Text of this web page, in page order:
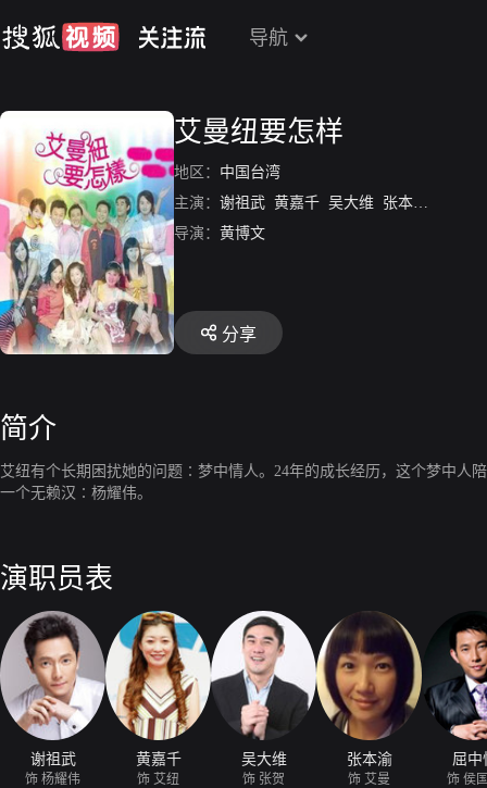
导航
艾曼纽要怎样
地区： 中国台湾
主演： 谢祖武 黄嘉千 吴大维 张本渝
导演： 黄博文
分享
简介
艾纽有个长期困扰她的问题∶梦中情人。24年的成长经历，这个梦中人
一个无赖汉∶杨耀伟。
演职员表
谢祖武
饰 杨耀伟
黄嘉千
饰 艾纽
吴大维
饰 张贺
张本渝
饰 艾曼
屈中
饰 侯